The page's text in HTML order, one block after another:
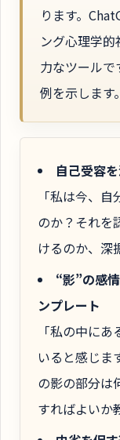
ります。
ング心理学
力なツールで
例を示します。
自己受容
「私は今、
のか？それを
けるのか、深
“影”の感
ンプレート
「私の中に
いると感じま
の影の部分は
すればよいか